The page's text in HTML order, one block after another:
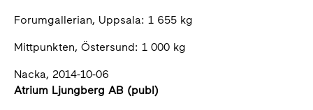
Forumgallerian, Uppsala: 1 655 kg
Mittpunkten, Östersund: 1 000 kg
Nacka, 2014-10-06
Atrium Ljungberg AB (publ)